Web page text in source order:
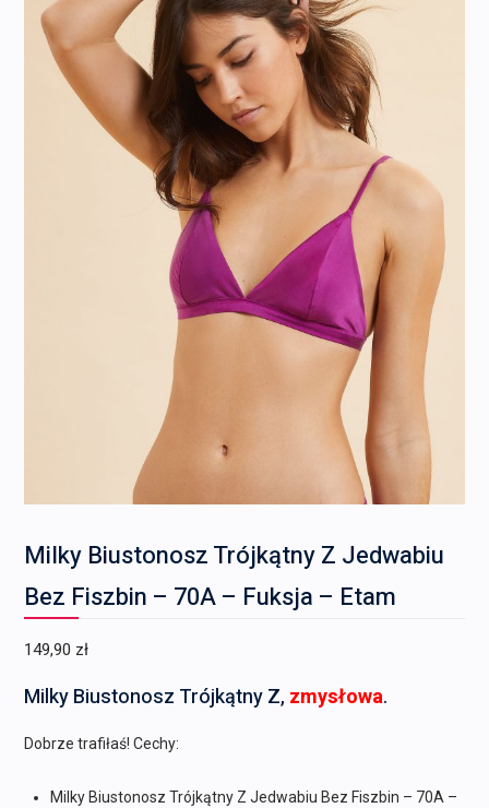
Milky Biustonosz Trójkątny Z Jedwabiu
Bez Fiszbin – 70A – Fuksja – Etam
149,90 zł
Milky Biustonosz Trójkątny Z, zmysłowa.
Dobrze trafiłaś! Cechy:
Milky Biustonosz Trójkątny Z Jedwabiu Bez Fiszbin – 70A –